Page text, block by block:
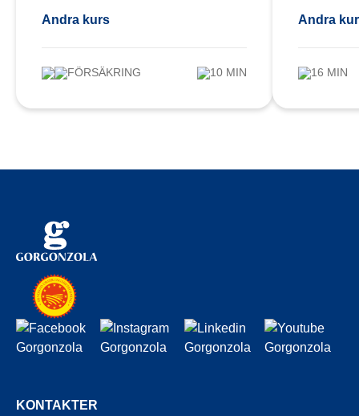
Andra kurs
FÖRSÄKRING 10 MIN
Andra
16 MIN
KONTAKTER